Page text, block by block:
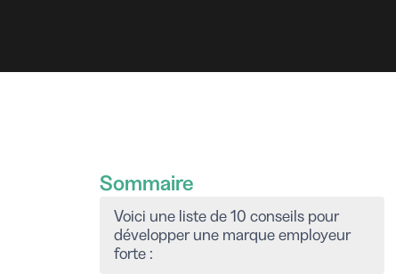
Sommaire
Voici une liste de 10 conseils pour
développer une marque employeur
forte :